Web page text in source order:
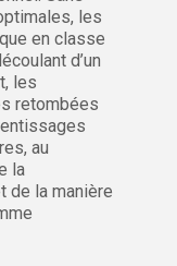
les
en classe
d’un
les
retombées
au
la
de la manière